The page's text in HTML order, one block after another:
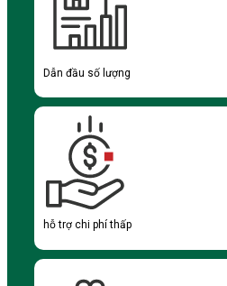
Dẫn đầu số lượng
hỗ trợ chi phí thấp